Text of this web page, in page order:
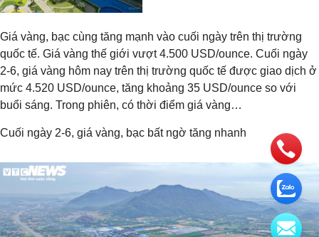
Giá vàng, bạc cùng tăng mạnh vào cuối ngày trên thị trường
quốc tế. Giá vàng thế giới vượt 4.500 USD/ounce. Cuối ngày
2-6, giá vàng hôm nay trên thị trường quốc tế được giao dịch ở
mức 4.520 USD/ounce, tăng khoảng 35 USD/ounce so với
buổi sáng. Trong phiên, có thời điểm giá vàng…
Cuối ngày 2-6, giá vàng, bạc bất ngờ tăng nhanh